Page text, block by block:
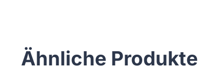
Ähnliche Produkte